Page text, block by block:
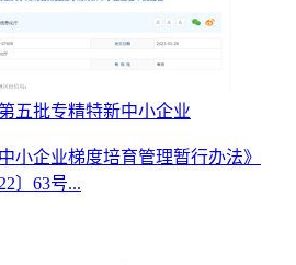
五批专精特新中小企业
小企业梯度培育管理暂行办法》
〕63号...